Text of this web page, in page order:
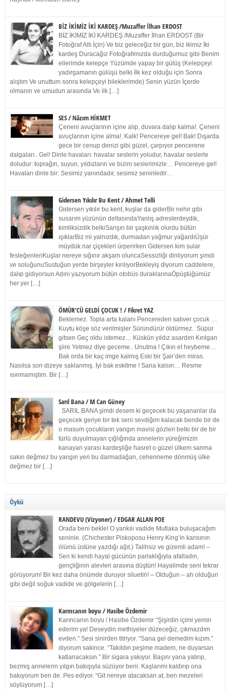
BİZ İKİMİZ İKİ KARDEŞ /Muzaffer İlhan ERDOST
BİZ İKİMİZ İKİ KARDEŞ /Muzaffer İlhan ERDOST (Bir
Fotoğraf Altı İçin) Ve biz geleceğiz bir gün, biz ikimiz İki
kardeş Duracağız Fotoğrafımızda durduğumuz gibi Benim
ellerimde kelepçe Yüzümde yapay bir gülüş (Kelepçeyi
yadırgamanın gülüşü belki İlk kez olduğu için Sonra
alıştım Ve unuttum sonra kelepçeyi bileklerimde) Senin yüzün İçerde
olmanın ve umudun arasında Ve ilk […]
SES / Nâzım HİKMET
Çeneni avuçlarının içine alıp, duvara dalıp kalma!. Çeneni
avuçlarının içine alma!. Kalk! Pencereye gel! Bak! Dışarda
gece bir cenup denizi gibi güzel, çarpıyor pencerene
dalgaları.. Gel! Dinle havaları: havalar seslerin yoludur, havalar seslerle
doludur: toprağın, suyun, yıldızların ve bizim seslerimizle… Pencereye gel!
Havaları dinle bir: Sesimiz yanındadır, sesimiz seninledir…
Gidersen Yıkılır Bu Kent / Ahmet Telli
Gidersen yıkılır bu kent, kuşlar da giderBir nehir gibi
susarım yüzünün deltasındaYanlış adreslerdeydik,
kimliksizdik belkiSarışın bir şaşkınlık olurdu bütün
ışıklarBiz mi yalnızdık, durmadan yağmur yağardıÜşür
müydük nar çiçekleri ürperirken Gidersen kim sular
fesleğenleriKuşlar nereye sığınır akşam oluncaSessizliği dinliyorum şimdi
ve soluğunuSustuğun yerde birşeyler kırılıyorBekleyiş diyorum caddelere,
dalıp gidiyorsun Adını yazıyorum bütün otobüs duraklarınaÖpüştüğümüz
her yer […]
ÖMÜR’CÜ GELDİ ÇOCUK ! / Fikret YAZ
Beklemez. Topla arta kalanı Pencereden satıver çocuk …
Kuytu köşe söz verilmişler Süründürür öldürmez. Süpür
gitsen Geç oldu istemez… Küskün yıldız asardım Kırılgan
şiire Yetmez diye geceme.. Unutma ! Çıkın et heybeme…
Bak orda bir kaç imge kalmış Eski bir Şair’den miras.
Nasılsa son dizeye saklanmış. İyi bak eskitme ! Sana kalsın… Resme
ısınmamıştım. Bir […]
Sarıl Bana / M Can Güney
SARIL BANA şimdi desem ki geçecek bu yaşananlar da
geçecek geriye bir tek seni sevdiğim kalacak bende bir de
o masum çocukların yangın mavisi gözleri belki bir de bir
türlü duyulmayan çığlığında annelerin yüreğimizin
kanayan yarası kardeşliğe hasret o güzel ülkem sanma
sakın değmez bu yangın yeri bu darmadağan, cehenneme dönmüş ülke
değmez bir […]
Öykü
RANDEVU (Vizyoner) / EDGAR ALLAN POE
Orada beni bekle! O yankılı vadide Mutlaka buluşacağım
seninle. (Chichester Piskoposu Henry King’in karısının
ölümü üstüne yazdığı ağıt.) Talihsiz ve gizemli adam! –
Sen ki kendi hayal gücünün parlaklığıyla afalladın,
gençliğinin alevleri arasına düştün! Hayalimde seni tekrar
görüyorum! Bir kez daha önümde duruyor siluetin! – Olduğun – ah olduğun
gibi değil soğuk vadide ve gölgelerin […]
Karıncanın boyu / Hasibe Özdemir
Karıncanın boyu / Hasibe Özdemir “Şişirdin içimi yemin
ederim ya! Deseydin methiyeler düzeceğiz, çıkmazdım
evden.” Sesi sinirden titriyor. “Sana gel demedim kızım.”
diyorum sakince. “Takıldın peşime madem, ne duyarsan
katlanacaksın.” Bir sigara yakıyor. Başını yana yatırıp,
bezmiş annelerin yılgın bakışıyla süzüyor beni. Kaşlarımı kaldırıp ona
bakıyorum ben de. Pes ediyor. “Git nereye atacaksan at, ben mezeleri
söylüyorum […]